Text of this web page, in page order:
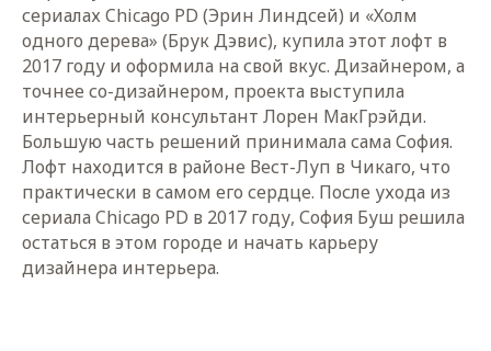
сериалах Chicago PD (Эрин Линдсей) и «Холм
одного дерева» (Брук Дэвис), купила этот лофт в
2017 году и оформила на свой вкус. Дизайнером, а
точнее со-дизайнером, проекта выступила
интерьерный консультант Лорен МакГрэйди.
Большую часть решений принимала сама София.
Лофт находится в районе Вест-Луп в Чикаго, что
практически в самом его сердце. После ухода из
сериала Chicago PD в 2017 году, София Буш решила
остаться в этом городе и начать карьеру
дизайнера интерьера.